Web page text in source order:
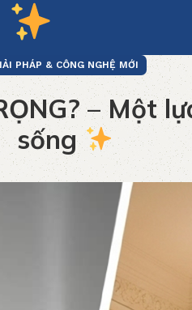
PHÁP & CÔNG NGHỆ MỚI
– Một
sống